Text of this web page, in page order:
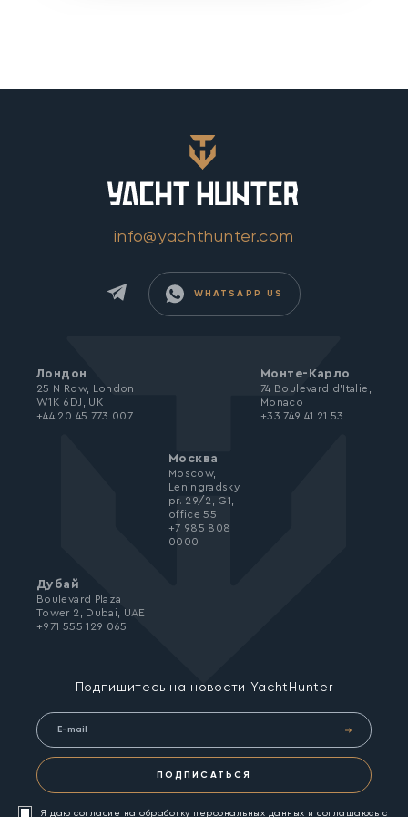
info@yachthunter.com
WHATSAPP US
Подпишитесь на новости YachtHunter
ПОДПИСАТЬСЯ
Я даю согласие на обработку персональных данных и соглашаюсь с
Лондон
25 N Row, London
W1K 6DJ, UK
+44 20 45 773 007
Монте-Карло
74 Boulevard d’Italie,
Monaco
+33 749 41 21 53
Москва
Moscow,
Leningradsky
pr. 29/2, G1,
office 55
+7 985 808
0000
Дубай
Boulevard Plaza
Tower 2, Dubai, UAE
+971 555 129 065